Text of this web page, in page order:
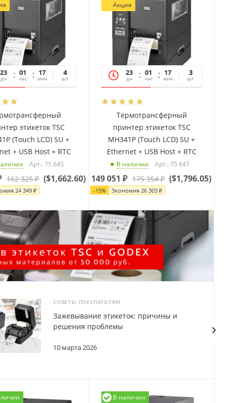
23
дн
01
час
17
мин
06
сек
4
шт
этикеток TSC
(Touch LCD) SU +
+ USB Host + RTC
Арт.: 75 645
162 325₽
24 349 ₽
($1,662.60)
Акция
23
дн
01
час
17
мин
06
сек
3
шт
Термотрансферный
принтер этикеток TSC
MH341P (Touch LCD) SU +
Ethernet + USB Host + RTC
В наличии Арт.: 75 647
149 051 ₽ 175 354₽
-15% Экономия26 303 ₽
($1,796.05)
СОВЕТЫ ПОКУПАТЕЛЯМ
10 марта 2026
Зажевывание этикеток: причины и
решения проблемы
В наличии